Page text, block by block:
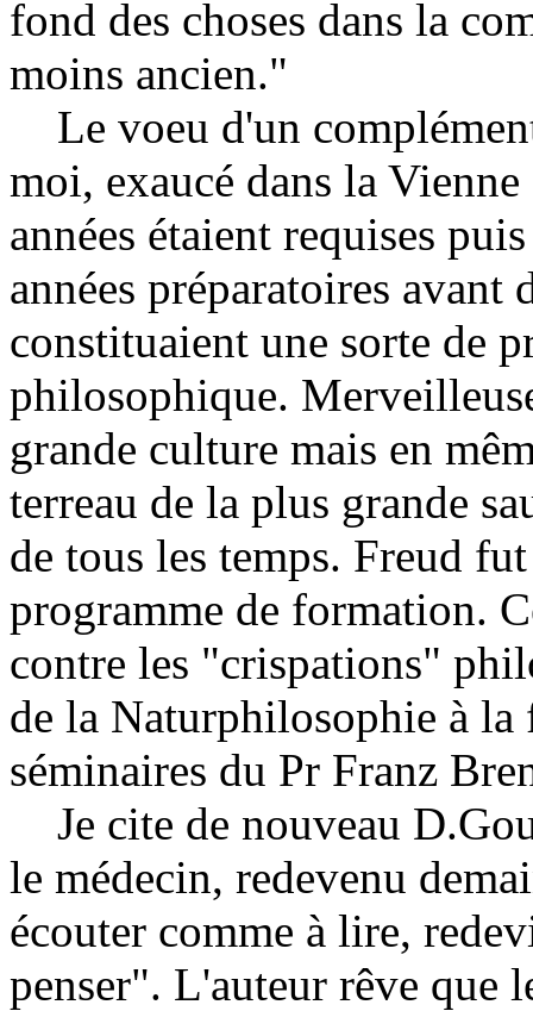
fond des choses dans la
moins ancien."
Le voeu d'un
moi, exaucé dans la
années étaient requises
années préparatoires avant
constituaient une sorte de
philosophique.
grande culture mais en
terreau de la plus grande
de tous les temps. Freud
programme de formation.
contre les "crispations"
de la Naturphilosophie à la
séminaires du Pr Franz
Je cite de nouveau
le médecin, redevenu
écouter comme à lire,
penser". L'auteur rêve que